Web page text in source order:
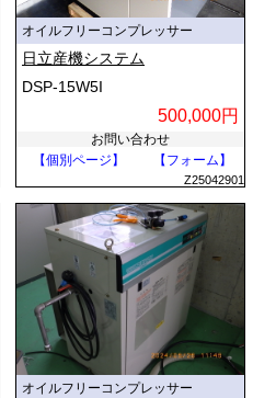
オイルフリーコンプレッサー
日立産機システム
DSP-15W5I
500,000円
お問い合わせ
【個別ページ】
【フォーム】
Z25042901
オイルフリーコンプレッサー